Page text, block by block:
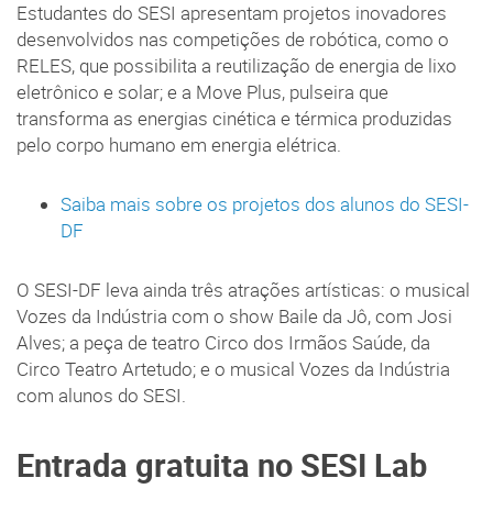
Estudantes do SESI apresentam projetos inovadores
desenvolvidos nas competições de robótica, como o
RELES, que possibilita a reutilização de energia de lixo
eletrônico e solar; e a Move Plus, pulseira que
transforma as energias cinética e térmica produzidas
pelo corpo humano em energia elétrica.
Saiba mais sobre os projetos dos alunos do SESI-
DF
O SESI-DF leva ainda três atrações artísticas: o musical
Vozes da Indústria com o show Baile da Jô, com Josi
Alves; a peça de teatro Circo dos Irmãos Saúde, da
Circo Teatro Artetudo; e o musical Vozes da Indústria
com alunos do SESI.
Entrada gratuita no SESI Lab